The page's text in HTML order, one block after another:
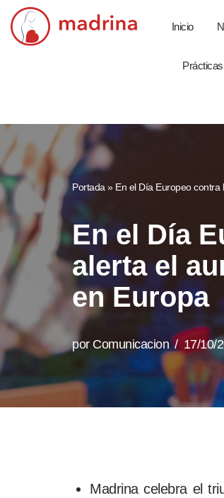
Saltar
Inicio
Prácticas
Portada » En el Día Europeo
En el Día
alerta el
en Europa
por Comunicacion 17/10/
Madrina celebra el